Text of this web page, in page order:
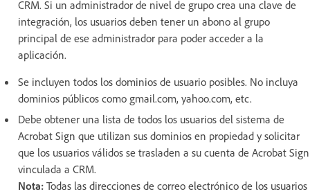
CRM. Si un administrador de nivel de grupo crea una clave de
integración, los usuarios deben tener un abono al grupo
principal de ese administrador para poder acceder a la
aplicación.
Se incluyen todos los dominios de usuario posibles. No incluya
dominios públicos como gmail.com, yahoo.com, etc.
Debe obtener una lista de todos los usuarios del sistema de
Acrobat Sign que utilizan sus dominios en propiedad y solicitar
que los usuarios válidos se trasladen a su cuenta de Acrobat Sign
vinculada a CRM.
Nota: Todas las direcciones de correo electrónico de los usuarios